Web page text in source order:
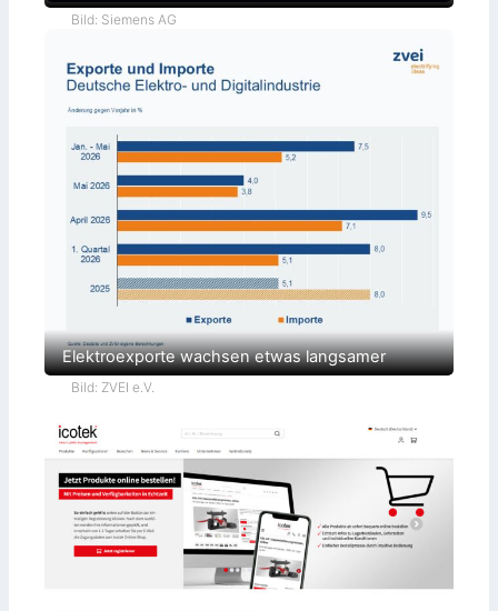
Bild: Siemens AG
Elektroexporte wachsen etwas langsamer
Bild: ZVEI e.V.